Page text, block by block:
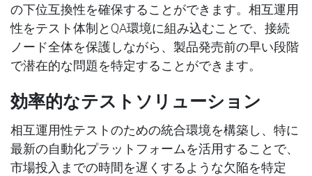
の下位互換性を確保することができます。相互運用
性をテスト体制とQA環境に組み込むことで、接続
ノード全体を保護しながら、製品発売前の早い段階
で潜在的な問題を特定することができます。
効率的なテストソリューション
相互運用性テストのための統合環境を構築し、特に
最新の自動化プラットフォームを活用することで、
市場投入までの時間を遅くするような欠陥を特定